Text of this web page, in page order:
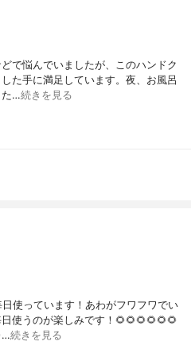
で悩んでいましたが、このハンドク
た手に満足しています。夜、お風呂
た…続きを見る
使っています！あわがフワフワでい
使うのが楽しみです！🌻🌻🌻🌻🌻🌻
続きを見る